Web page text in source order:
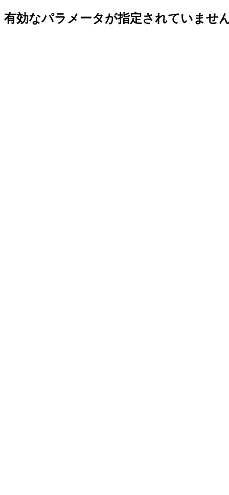
有効なパラメータが指定されていませ